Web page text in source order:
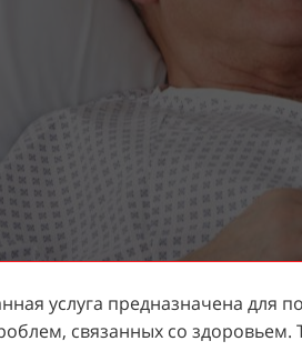
услуга предназначена для
связанных со здоровьем.